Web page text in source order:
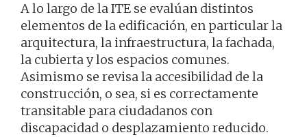
A lo largo de la ITE se evalúan distintos
elementos de la edificación, en particular la
arquitectura, la infraestructura, la fachada,
la cubierta y los espacios comunes.
Asimismo se revisa la accesibilidad de la
construcción, o sea, si es correctamente
transitable para ciudadanos con
discapacidad o desplazamiento reducido.